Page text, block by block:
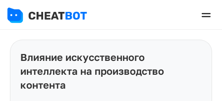
Влияние искусственного
интеллекта на производство
контента